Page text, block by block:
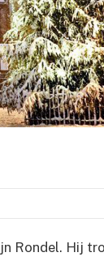
Rondel. Hij